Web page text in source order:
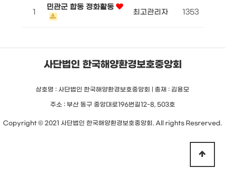
1
민관군 합동 정화활동
최고관리자 1353
사단법인 한국해양환경보호중앙회
상호명 : 사단법인 한국해양환경보호중앙회 | 총재 : 김용모
주소 : 부산 동구 중앙대로196번길12-8, 503호
Copyright © 2021 사단법인 한국해양환경보호중앙회. All rights Resrerved.
상단으로